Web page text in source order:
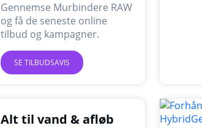
Gennemse Murbindere RAW
og få de seneste online
tilbud og kampagner.
SE TILBUDSAVIS
Alt til vand & afløb